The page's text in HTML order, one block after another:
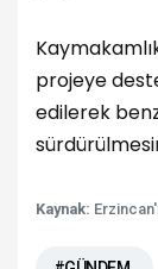
projeye
edilerek
Kaynak: